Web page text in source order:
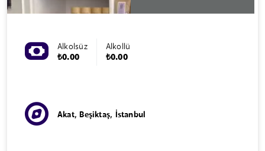
Alkolsüz
₺0.00
Alkollü
₺0.00
Akat, Beşiktaş, İstanbul